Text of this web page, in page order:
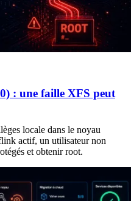
: une faille XFS peut
locale dans le noyau
actif, un utilisateur non
et obtenir root.